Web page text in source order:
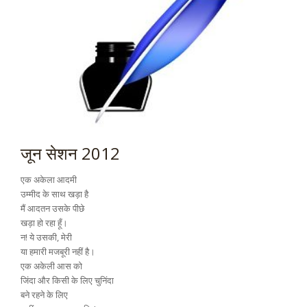
जून सेशन 2012
एक अकेला आदमी
उम्मीद के साथ खड़ा है
मैं आदतन उसके पीछे
खड़ा हो रहा हूँ।
न! ये उसकी, मेरी
या हमारी मजबूरी नहीं है।
एक अकेली आस को
जिंदा और किसी के लिए चुनिंदा
बने रहने के लिए